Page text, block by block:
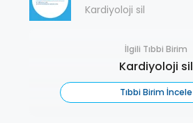
Kardiyoloji sil
İlgili Tıbbi Birim
Kardiyoloji sil
Tıbbi Birim İncele